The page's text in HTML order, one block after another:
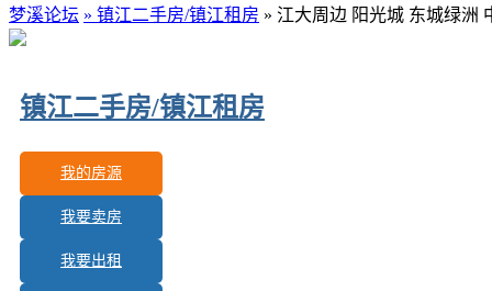
梦溪论坛 » 镇江二手房/镇江租房 » 江大周边 阳光城 东城绿洲
镇江二手房/镇江租房
更新房源：
我的房源
我要卖房
我要出租